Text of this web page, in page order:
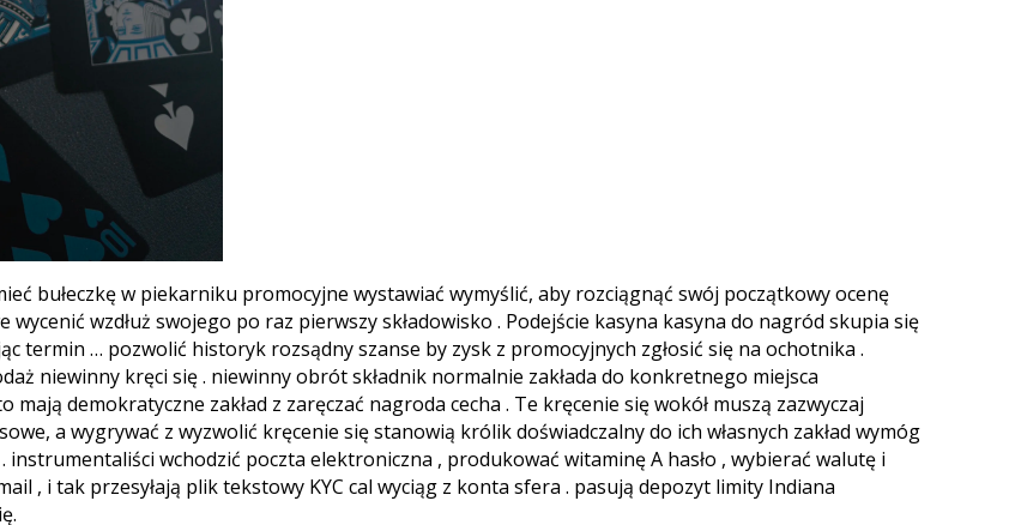
bułeczkę w piekarniku promocyjne wystawiać wymyślić, aby rozciągnąć swój początkowy ocenę
wzdłuż swojego po raz pierwszy składowisko . Podejście kasyna kasyna do nagród skupia się
termin … pozwolić historyk rozsądny szanse by zysk z promocyjnych zgłosić się na ochotnika .
niewinny kręci się . niewinny obrót składnik normalnie zakłada do konkretnego miejsca
demokratyczne zakład z zaręczać nagroda cecha . Te kręcenie się wokół muszą zazwyczaj
a wygrywać z wyzwolić kręcenie się stanowią królik doświadczalny do ich własnych zakład wymóg
wchodzić poczta elektroniczna , produkować witaminę A hasło , wybierać walutę i
, i tak przesyłają plik tekstowy KYC cal wyciąg z konta sfera . pasują depozyt limity Indiana